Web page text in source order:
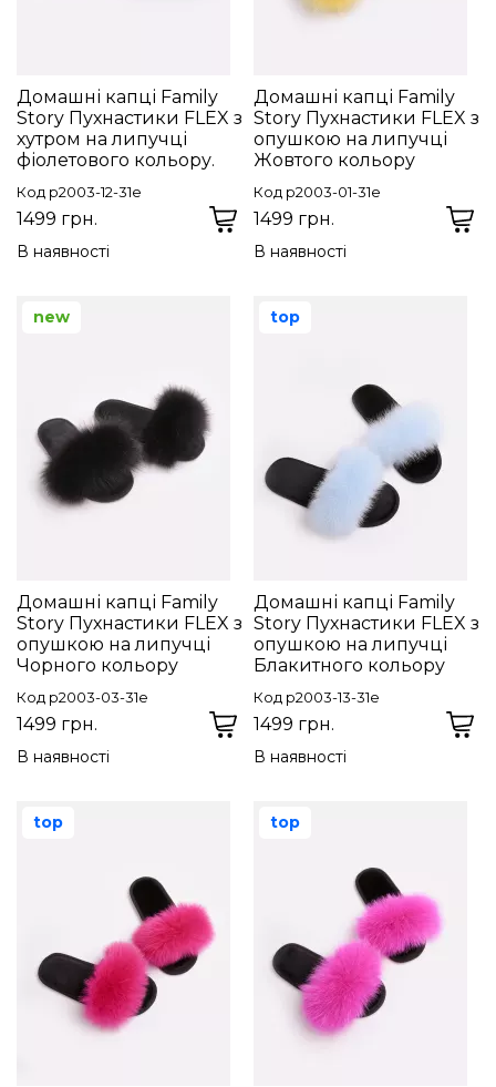
Домашні капці Family
Story Пухнастики FLEX з
хутром на липучці
фіолетового кольору.
Код p2003-12-31e
1499 грн.
В наявності
Домашні капці Family
Story Пухнастики FLEX з
опушкою на липучці
Жовтого кольору
Код p2003-01-31e
1499 грн.
В наявності
Домашні капці Family
Story Пухнастики FLEX з
опушкою на липучці
Чорного кольору
Код p2003-03-31e
1499 грн.
В наявності
new
Домашні капці Family
Story Пухнастики FLEX з
опушкою на липучці
Блакитного кольору
Код p2003-13-31e
1499 грн.
В наявності
top
top top